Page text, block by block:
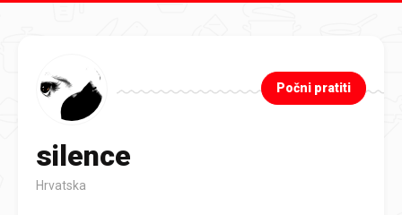
silence
Hrvatska
Počni pratiti